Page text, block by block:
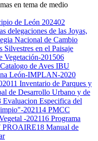
en tema de medio
de León 202402
delegaciones de las Joyas,
Nacional de Cambio
Silvestres en el Paisaje
Vegetación-201506
Catalogo de Aves IBU
León-IMPLAN-2020
11 Inventario de Parques y
de Desarrollo Urbano y de
Evaluacion Especifica del
202114 PMCC
-202116 Programa
PROAIRE18 Manual de